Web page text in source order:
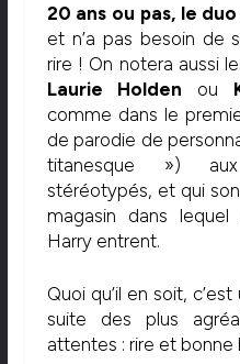
20 ans ou pas, le
et n’a pas besoin de
rire ! On notera aussi
Laurie Holden ou
comme dans le
de parodie de
titanesque »)
stéréotypés, et qui
magasin dans
Harry entrent.
Quoi qu’il en soit, c’est
suite des plus
attentes : rire et bonne